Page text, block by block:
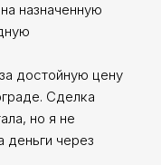
назначенную
достойную цену
Сделка
но я не
деньги через